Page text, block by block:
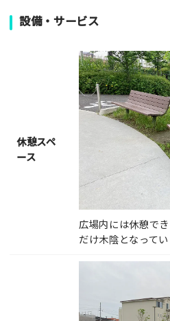
設備・サービス
休憩スペ
ース
広場内には休憩で
だけ木陰となってい